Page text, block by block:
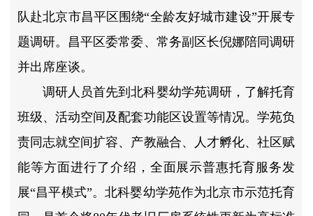
队赴北京市昌平区围绕“全龄友好城市建设”开展专
题调研。昌平区委常委、常务副区长倪娜陪同调研
并出席座谈。
调研人员首先到北科婴幼学苑调研，了解托育
班级、活动空间及配套功能区设置等情况。学苑负
责同志就空间扩容、产教融合、人才孵化、社区赋
能等方面进行了介绍，全面展示普惠托育服务发
展“昌平模式”。北科婴幼学苑作为北京市示范托育